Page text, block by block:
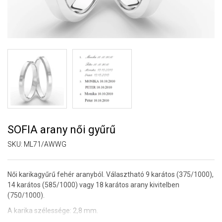
SOFIA arany női gyűrű
SKU: ML71/AWWG
Női karikagyűrű fehér aranyból. Választható 9 karátos (375/1000),
14 karátos (585/1000) vagy 18 karátos arany kivitelben
(750/1000).
A karika szélessége: 2,8 mm.